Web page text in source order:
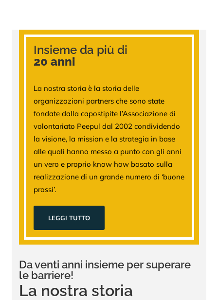
Insieme da più di
20 anni
La nostra storia è la storia delle
organizzazioni partners che sono state
fondate dalla capostipite l’Associazione di
volontariato Peepul dal 2002 condividendo
la visione, la mission e la strategia in base
alle quali hanno messo a punto con gli anni
un vero e proprio know how basato sulla
realizzazione di un grande numero di ‘buone
prassi’.
LEGGI TUTTO
Da venti anni insieme per superare
le barriere!
La nostra storia